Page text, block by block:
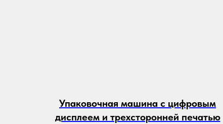
Упаковочная машина с цифровым
дисплеем и трехсторонней печатью